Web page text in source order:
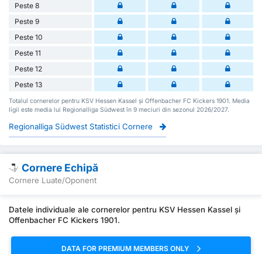
Peste 8
Peste 9
Peste 10
Peste 11
Peste 12
Peste 13
Totalul cornerelor pentru KSV Hessen Kassel și Offenbacher FC Kickers 1901. Media
ligii este media lui Regionalliga Südwest în 9 meciuri din sezonul 2026/2027.
Regionalliga Südwest Statistici Cornere
Cornere Echipă
Cornere Luate/Oponent
Datele individuale ale cornerelor pentru KSV Hessen Kassel și
Offenbacher FC Kickers 1901.
DATA FOR PREMIUM MEMBERS ONLY